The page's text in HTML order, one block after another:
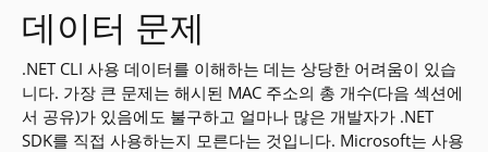
데이터 문제
.NET CLI 사용 데이터를 이해하는 데는 상당한 어려움이 있습
니다. 가장 큰 문제는 해시된 MAC 주소의 총 개수(다음 섹션에
서 공유)가 있음에도 불구하고 얼마나 많은 개발자가 .NET
SDK를 직접 사용하는지 모른다는 것입니다. Microsoft는 사용